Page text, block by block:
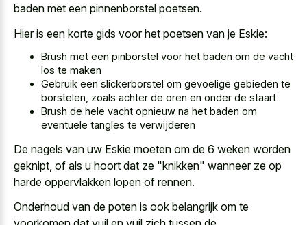
baden met een pinnenborstel poetsen.
Hier is een korte gids voor het poetsen van je Eskie:
Brush met een pinborstel voor het baden om de vacht
los te maken
Gebruik een slickerborstel om gevoelige gebieden te
borstelen, zoals achter de oren en onder de staart
Brush de hele vacht opnieuw na het baden om
eventuele tangles te verwijderen
De nagels van uw Eskie moeten om de 6 weken worden
geknipt, of als u hoort dat ze "knikken" wanneer ze op
harde oppervlakken lopen of rennen.
Onderhoud van de poten is ook belangrijk om te